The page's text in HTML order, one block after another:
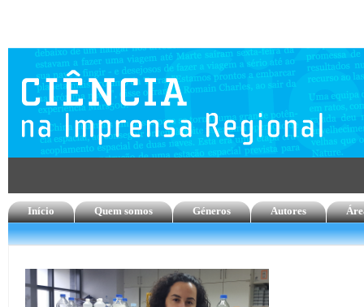
Início Quem somos Géneros Autores